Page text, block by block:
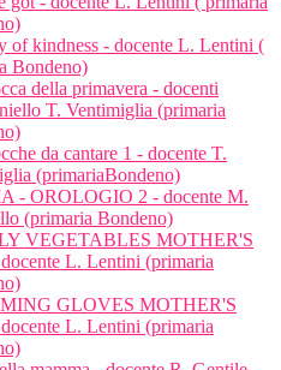
of kindness - docente L. Lentini (
Bondeno)
della primavera - docenti
T. Ventimiglia (primaria
da cantare 1 - docente T.
(primariaBondeno)
- OROLOGIO 2 - docente M.
(primaria Bondeno)
VEGETABLES MOTHER'S
L. Lentini (primaria
GLOVES MOTHER'S
L. Lentini (primaria